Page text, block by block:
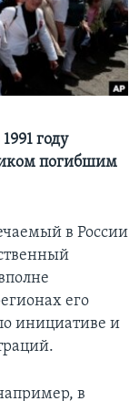
году
погибшим
в России
его
инициативе и
в